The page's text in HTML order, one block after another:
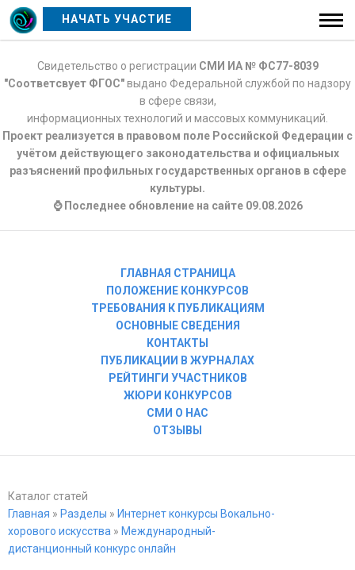
НАЧАТЬ УЧАСТИЕ
Свидетельство о регистрации СМИ ИА № ФС77-8039
"Соответсвует ФГОС"выдано Федеральной службой по надзору
в сфере связи,
информационных технологий и массовых коммуникаций.
Проект реализуется в правовом поле Российской Федерации с
учётом действующего законодательства и официальных
разъяснений профильных государственных органов в сфере
культуры.
⌚ Последнее обновление на сайте 09.08.2026
ГЛАВНАЯ СТРАНИЦА
ПОЛОЖЕНИЕ КОНКУРСОВ
ТРЕБОВАНИЯ К ПУБЛИКАЦИЯМ
ОСНОВНЫЕ СВЕДЕНИЯ
КОНТАКТЫ
ПУБЛИКАЦИИ В ЖУРНАЛАХ
РЕЙТИНГИ УЧАСТНИКОВ
ЖЮРИ КОНКУРСОВ
СМИ О НАС
ОТЗЫВЫ
Каталог статей
Главная » Разделы » Интернет конкурсы Вокально-
хорового искусства » Международный-
дистанционный конкурс онлайн